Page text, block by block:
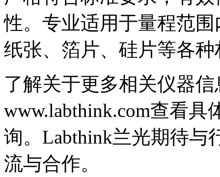
性。专业适用于量程范
纸张、箔片、硅片等各
了解关于更多相关仪器
www.labthink.com查看具
询。Labthink兰光期待与
流与合作。